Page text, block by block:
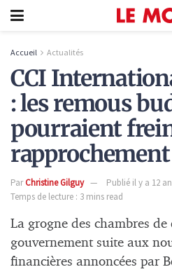
Accueil Actualités
CCI
: les remous
pourraient
rapprochement
ParChristine Gilguy
Publié il y a 12
Temps de lecture : 3 mins read
La grogne des chambres
gouvernement suite aux
financières annoncées par